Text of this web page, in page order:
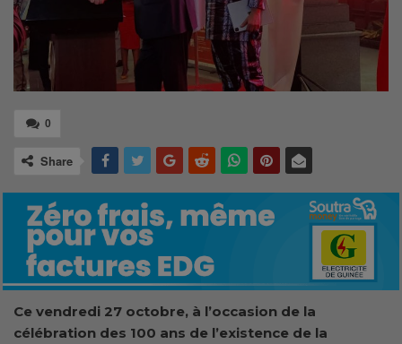
0
Share
Ce vendredi 27 octobre, à l’occasion de la
célébration des 100 ans de l’existence de la